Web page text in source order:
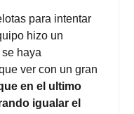
para intentar
hizo un
haya
ver con un gran
en el ultimo
igualar el